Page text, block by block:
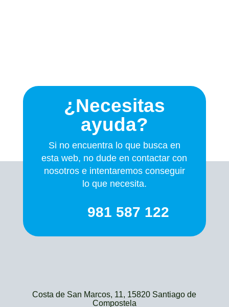
¿Necesitas
ayuda?
Si no encuentra lo que busca en
esta web, no dude en contactar con
nosotros e intentaremos conseguir
lo que necesita.
981 587 122
Costa de San Marcos, 11, 15820 Santiago de
Compostela